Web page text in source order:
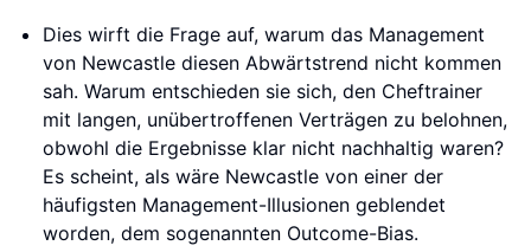
Dies wirft die Frage auf, warum das Management
von Newcastle diesen Abwärtstrend nicht kommen
sah. Warum entschieden sie sich, den Cheftrainer
mit langen, unübertroffenen Verträgen zu belohnen,
obwohl die Ergebnisse klar nicht nachhaltig waren?
Es scheint, als wäre Newcastle von einer der
häufigsten Management-Illusionen geblendet
worden, dem sogenannten Outcome-Bias.